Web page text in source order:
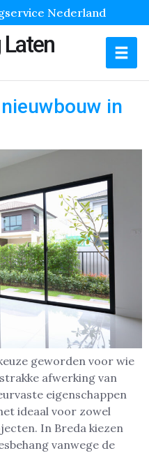
Nederland
in
geworden voor wie
afwerking van
eigenschappen
ideaal voor zowel
In Breda kiezen
vanwege de